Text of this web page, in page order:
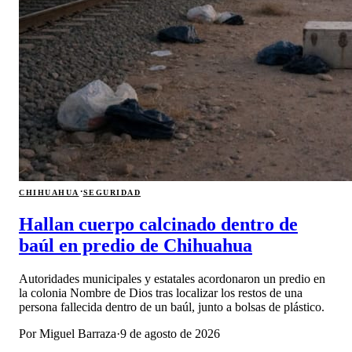
CHIHUAHUA ·SEGURIDAD
Hallan cuerpo calcinado dentro de
baúl en predio de Chihuahua
Autoridades municipales y estatales acordonaron un predio en
la colonia Nombre de Dios tras localizar los restos de una
persona fallecida dentro de un baúl, junto a bolsas de plástico.
PorMiguel Barraza·9 de agosto de 2026